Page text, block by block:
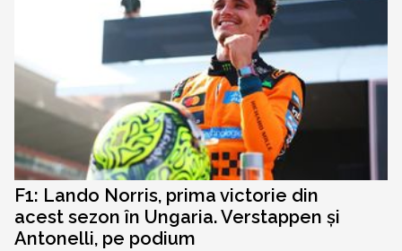
F1: Lando Norris, prima victorie din
acest sezon în Ungaria. Verstappen și
Antonelli, pe podium